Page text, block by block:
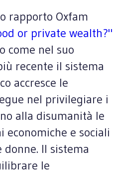
rapporto Oxfam
or private wealth?"
come nel suo
recente il sistema
accresce le
nel privilegiare i
alla disumanità le
economiche e sociali
Il sistema
le